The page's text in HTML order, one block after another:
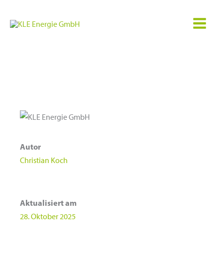
Inhalt
Autor
Christian Koch
Aktualisiert am
28. Oktober 2025